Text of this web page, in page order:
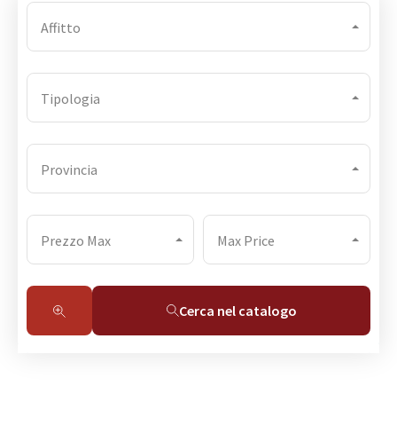
Affitto
Tipologia
Provincia
Prezzo Max Max Price
Cerca nel catalogo